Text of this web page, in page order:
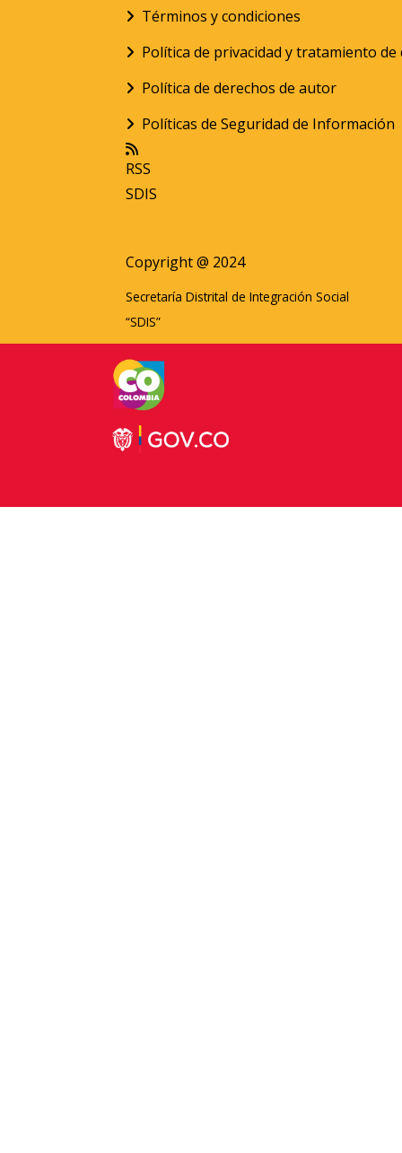
Términos y condiciones
Política de privacidad y tratamiento
Política de derechos de autor
Políticas de Seguridad de Información
RSS
SDIS
Copyright @ 2024
Secretaría Distrital de Integración Social
“SDIS”